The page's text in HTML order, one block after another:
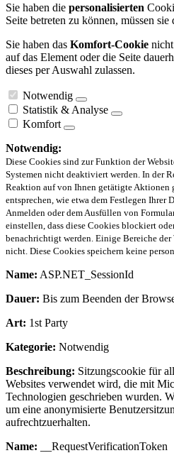
Sie haben die personalisierten
Seite betreten zu können, müssen
Sie haben das Komfort-Cookie
auf das Element oder die Seite
dieses per Auswahl zulassen.
Notwendig
Statistik & Analyse
Komfort
Notwendig:
Diese Cookies sind zur Funktion der
Systemen nicht deaktiviert werden. In der
Reaktion auf von Ihnen getätigte Aktionen
entsprechen, wie etwa dem Festlegen Ihrer
Anmelden oder dem Ausfüllen von
einstellen, dass diese Cookies blockiert
benachrichtigt werden. Einige Bereiche
nicht. Diese Cookies speichern keine
Name: ASP.NET_SessionId
Dauer: Bis zum Beenden der
Art: 1st Party
Kategorie: Notwendig
Beschreibung: Sitzungscookie für
Websites verwendet wird, die mit
Technologien geschrieben wurden.
um eine anonymisierte
aufrechtzuerhalten.
Name: __RequestVerificationToken